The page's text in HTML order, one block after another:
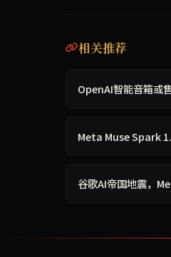
相关推荐
OpenAI智能音箱或
Meta Muse Spark
谷歌AI帝国地震，